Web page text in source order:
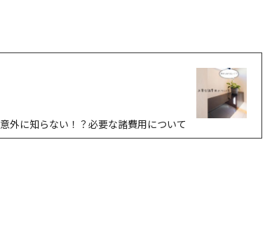
意外に知らない！？必要な諸費用について